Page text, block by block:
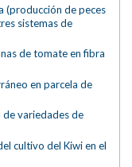
(producción de peces
sistemas de
de tomate en fibra
en parcela de
variedades de
cultivo del Kiwi en el